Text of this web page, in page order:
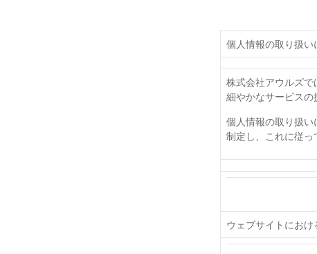
個人情報の取り扱い
株式会社アウルズ
細やかなサービスの
個人情報の取り扱
制定し、これに従っ
ウェブサイトにお